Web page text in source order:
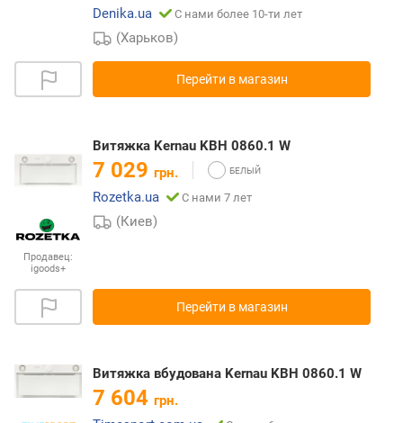
Denika.ua
С нами более 10-ти лет
(Харьков)
Перейти в магазин
Продавец:
igoods+
Витяжка Kernau KBH 0860.1 W
7 029 грн.
Rozetka.ua
С нами 7 лет
(Киев)
Перейти в магазин
Витяжка вбудована Kernau KBH 0860.1 W
7 604 грн.